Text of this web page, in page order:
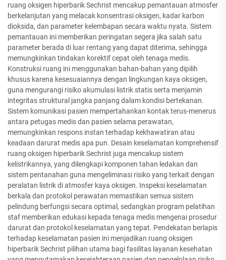
ruang oksigen hiperbarik Sechrist mencakup pemantauan atmosfer
berkelanjutan yang melacak konsentrasi oksigen, kadar karbon
dioksida, dan parameter kelembapan secara waktu nyata. Sistem
pemantauan ini memberikan peringatan segera jika salah satu
parameter berada di luar rentang yang dapat diterima, sehingga
memungkinkan tindakan korektif cepat oleh tenaga medis.
Konstruksi ruang ini menggunakan bahan-bahan yang dipilih
khusus karena kesesuaiannya dengan lingkungan kaya oksigen,
guna mengurangi risiko akumulasi listrik statis serta menjamin
integritas struktural jangka panjang dalam kondisi bertekanan.
Sistem komunikasi pasien mempertahankan kontak terus-menerus
antara petugas medis dan pasien selama perawatan,
memungkinkan respons instan terhadap kekhawatiran atau
keadaan darurat medis apa pun. Desain keselamatan komprehensif
ruang oksigen hiperbarik Sechrist juga mencakup sistem
kelistrikannya, yang dilengkapi komponen tahan ledakan dan
sistem pentanahan guna mengeliminasi risiko yang terkait dengan
peralatan listrik di atmosfer kaya oksigen. Inspeksi keselamatan
berkala dan protokol perawatan memastikan semua sistem
pelindung berfungsi secara optimal, sedangkan program pelatihan
staf memberikan edukasi kepada tenaga medis mengenai prosedur
darurat dan protokol keselamatan yang tepat. Pendekatan berlapis
terhadap keselamatan pasien ini menjadikan ruang oksigen
hiperbarik Sechrist pilihan utama bagi fasilitas layanan kesehatan